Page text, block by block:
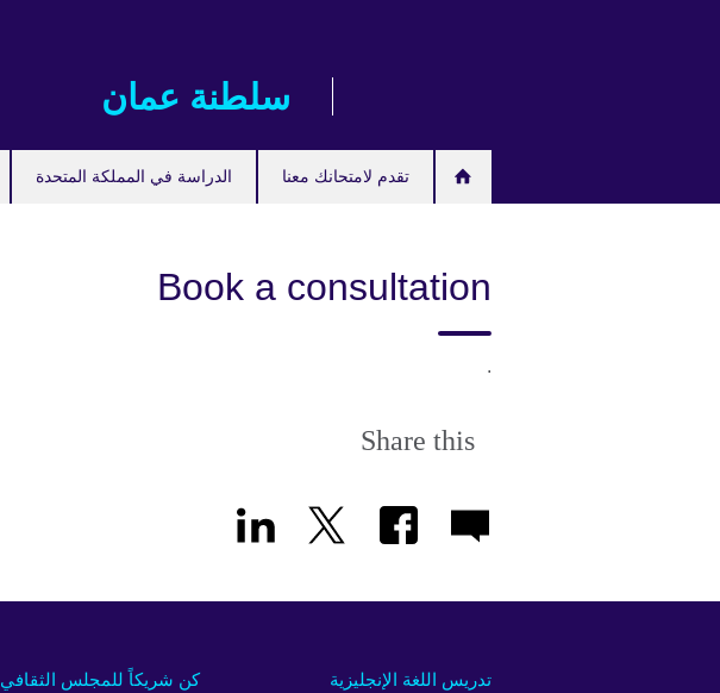
سلطنة عمان
تقدم لامتحانك معنا الدراسة في المملكة المتحدة
Book a consultation
.
Share this
كن شريكاً للمجلس الثقافي
تدريس اللغة الإنجليزية